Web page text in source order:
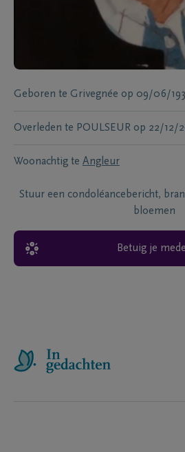
Geboren te Grivegnée op 09/06/
Overleden te POULSEUR op 22/12/
Woonachtig te Angleur
Stuur een condoléancebericht,
bloemen
Betuig je